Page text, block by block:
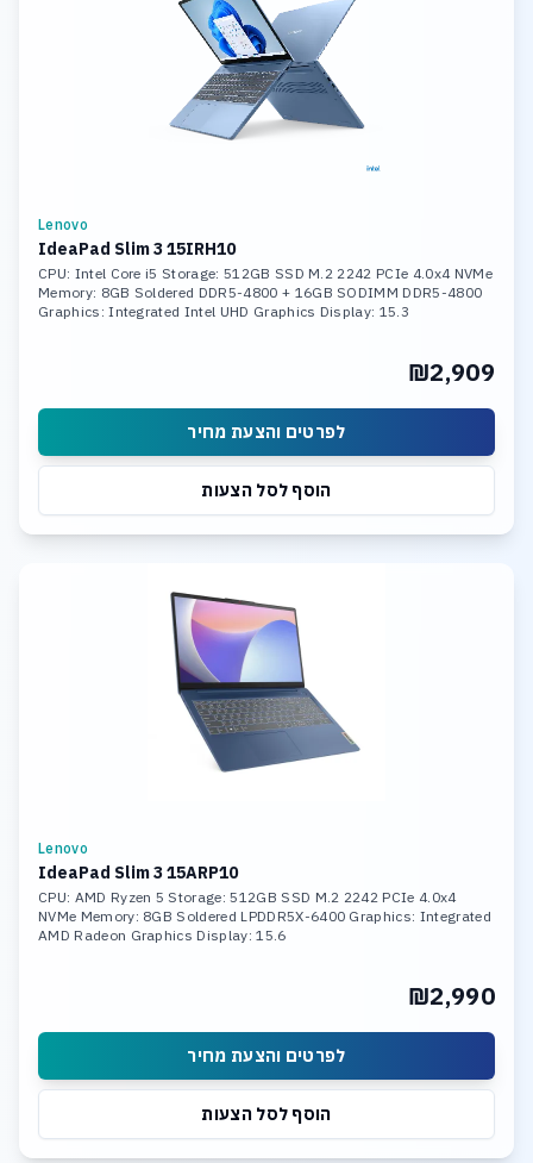
Lenovo
IdeaPad Slim 3 15IRH10
CPU: Intel Core i5 Storage: 512GB SSD M.2 2242 PCIe 4.0x4 NVMe
Memory: 8GB Soldered DDR5-4800 + 16GB SODIMM DDR5-4800
Graphics: Integrated Intel UHD Graphics Display: 15.3
₪2,909
לפרטים והצעת מחיר
הוסף לסל הצעות
Lenovo
IdeaPad Slim 3 15ARP10
CPU: AMD Ryzen 5 Storage: 512GB SSD M.2 2242 PCIe 4.0x4
NVMe Memory: 8GB Soldered LPDDR5X-6400 Graphics: Integrated
AMD Radeon Graphics Display: 15.6
₪2,990
לפרטים והצעת מחיר
הוסף לסל הצעות